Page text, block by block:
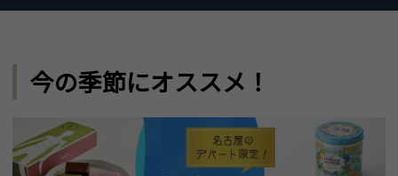
今の季節にオススメ！